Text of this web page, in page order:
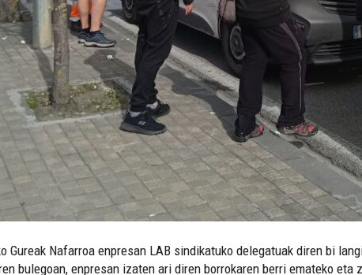
Gureak Nafarroa enpresan LAB sindikatuko delegatuak diren bi
bulegoan, enpresan izaten ari diren borrokaren berri emateko